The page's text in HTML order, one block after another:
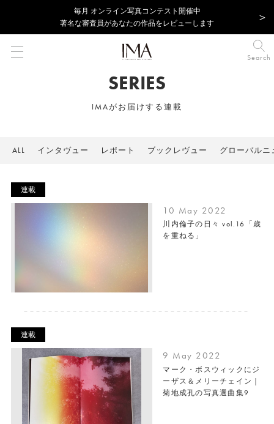
毎⽉ オンライン写真コンテスト開催中
著名な審査員があなたの作品をレビューします
Search
SERIES
IMAがお届けする連載
ALL インタヴュー レポート ブックレヴュー グローバルニ
連載
10 May 2022
川内倫子の日々 vol.16「歳
を重ねる」
連載
9 May 2022
マーク・ボスウィックにジ
ーザス＆メリーチェイン｜
菊地成孔の写真選曲集9